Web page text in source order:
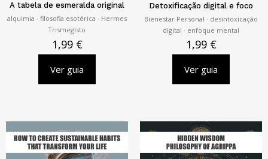
A tabela de esmeralda original
alquimia · filosofia esotérica · Hermes
Trismegisto
1,99 €
Ver guia
Detoxificação digital e foco
Bienestar Personal · desintoxicação
digital · enfoque mental
1,99 €
Ver guia